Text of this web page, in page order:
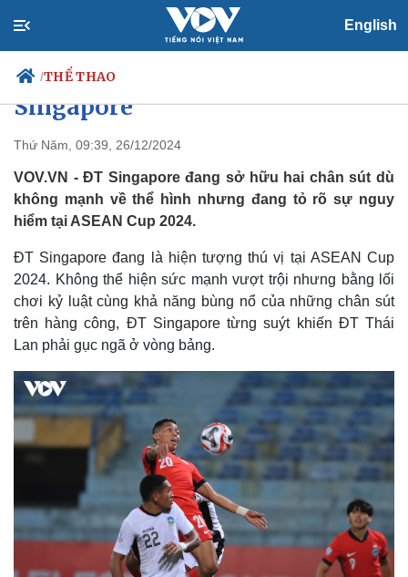
English
/THỂ THAO
Chính trị
Đảng
Tổ chức nhân sự
Nhận diện sự thật
Xã hội
Tin 24h
Dấu ấn VOV
Việc làm
Biển đảo
ĐT Việt Nam cần cẩn trọng với
“pháo hai nòng” của ĐT
Singapore
Thứ Năm, 09:39, 26/12/2024
VOV.VN - ĐT Singapore đang sở hữu hai chân sút dù
không mạnh về thể hình nhưng đang tỏ rõ sự nguy
hiểm tại ASEAN Cup 2024.
ĐT Singapore đang là hiện tượng thú vị tại ASEAN Cup
2024. Không thể hiện sức mạnh vượt trội nhưng bằng lối
chơi kỷ luật cùng khả năng bùng nổ của những chân sút
trên hàng công, ĐT Singapore từng suýt khiến ĐT Thái
Lan phải gục ngã ở vòng bảng.